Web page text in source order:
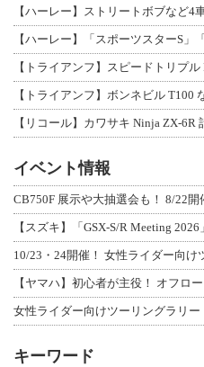
【ハーレー】ストリートボブなど4
【トライアンフ】スピードトリプ
【リコール】カワサキ Ninja ZX-6R
イベント情報
CB750F 展示や大抽選会も！ 8/22
【スズキ】「GSX-S/R Meeting
10/23・24開催！ 女性ライダー向
【ヤマハ】初心者が主役！ オフロ
女性ライダー向けツーリングラリー
キーワード